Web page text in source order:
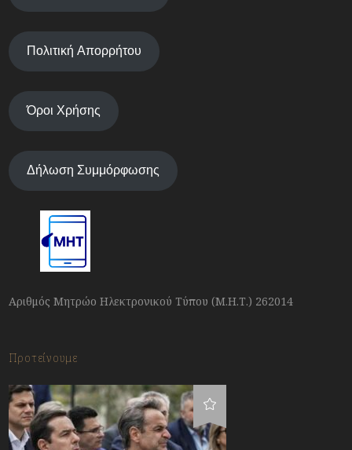
Πολιτική Απορρήτου
Όροι Χρήσης
Δήλωση Συμμόρφωσης
Αριθμός Μητρώο Ηλεκτρονικού Τύπου (Μ.Η.Τ.) 262014
Προτείνουμε